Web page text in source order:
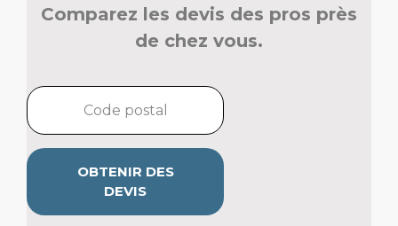
Comparez les devis des pros près
de chez vous.
OBTENIR DES
DEVIS